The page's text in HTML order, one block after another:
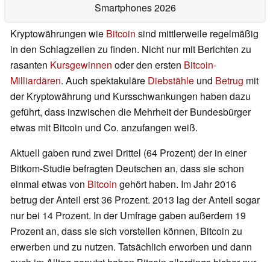
Smartphones 2026
Kryptowährungen wie Bitcoin sind mittlerweile regelmäßig
in den Schlagzeilen zu finden. Nicht nur mit Berichten zu
rasanten Kursgewinnen oder den ersten Bitcoin-
Milliardären. Auch spektakuläre Diebstähle und Betrug mit
der Kryptowährung und Kursschwankungen haben dazu
geführt, dass inzwischen die Mehrheit der Bundesbürger
etwas mit Bitcoin und Co. anzufangen weiß.
Aktuell gaben rund zwei Drittel (64 Prozent) der in einer
Bitkom-Studie befragten Deutschen an, dass sie schon
einmal etwas von Bitcoin gehört haben. Im Jahr 2016
betrug der Anteil erst 36 Prozent. 2013 lag der Anteil sogar
nur bei 14 Prozent. In der Umfrage gaben außerdem 19
Prozent an, dass sie sich vorstellen können, Bitcoin zu
erwerben und zu nutzen. Tatsächlich erworben und dann